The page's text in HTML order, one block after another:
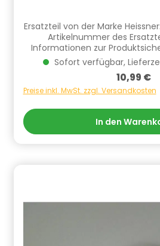
Ersatzteil von der Marke
Artikelnummer des
Informationen zur Produktsicherheit
Verantwortliche Person: CF
GmbH, Bahnhofstraße 68,
info.de@cf.group,
Gefahrstoffhinweise (falls
Sofort verfügbar,
Regulärer
10,99 €
Preise inkl. MwSt. zzgl. Versandkosten
In den